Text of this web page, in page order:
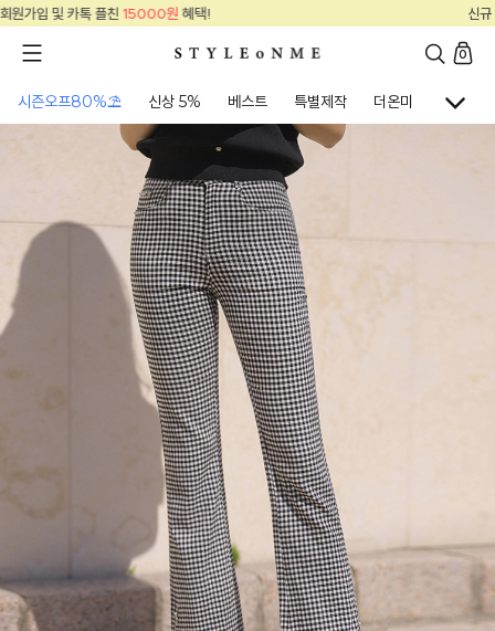
신규 회원가입 및 카톡 플친
0
시즌오프80%⛱ 신상 5% 베스트 특별제작 더온미 골프웨어